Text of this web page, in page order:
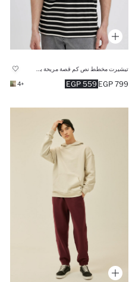
559 EGP 799 EGP
+4